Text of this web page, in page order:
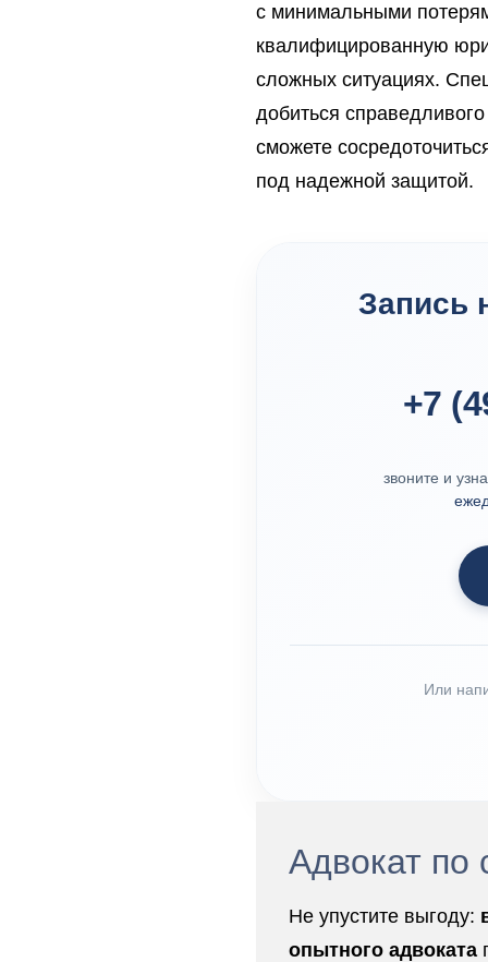
с минимальными
квалифицированную
сложных ситуациях.
добиться
сможете
под надежной защитой.
Запись
+7
звоните и
Или
Адвокат
Не упустите выгоду:
опытного адвоката